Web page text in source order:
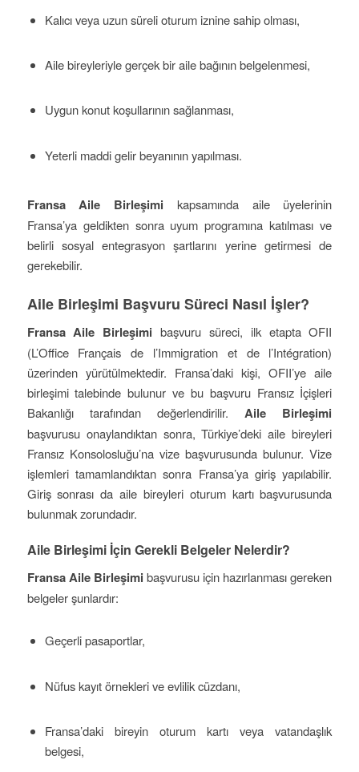
Kalıcı veya uzun süreli oturum iznine sahip olması,
Aile bireyleriyle gerçek bir aile bağının belgelenmesi,
Uygun konut koşullarının sağlanması,
Yeterli maddi gelir beyanının yapılması.
Fransa Aile Birleşimi kapsamında aile üyelerinin
Fransa’ya geldikten sonra uyum programına katılması ve
belirli sosyal entegrasyon şartlarını yerine getirmesi de
gerekebilir.
Aile Birleşimi Başvuru Süreci Nasıl İşler?
Fransa Aile Birleşimi başvuru süreci, ilk etapta OFII
(L’Office Français de l’Immigration et de l’Intégration)
üzerinden yürütülmektedir. Fransa’daki kişi, OFII’ye aile
birleşimi talebinde bulunur ve bu başvuru Fransız İçişleri
Bakanlığı tarafından değerlendirilir.Aile Birleşimi
başvurusu onaylandıktan sonra, Türkiye’deki aile bireyleri
Fransız Konsolosluğu’na vize başvurusunda bulunur. Vize
işlemleri tamamlandıktan sonra Fransa’ya giriş yapılabilir.
Giriş sonrası da aile bireyleri oturum kartı başvurusunda
bulunmak zorundadır.
Aile Birleşimi İçin Gerekli Belgeler Nelerdir?
Fransa Aile Birleşimi başvurusu için hazırlanması gereken
belgeler şunlardır:
Geçerli pasaportlar,
Nüfus kayıt örnekleri ve evlilik cüzdanı,
Fransa’daki bireyin oturum kartı veya vatandaşlık
belgesi,